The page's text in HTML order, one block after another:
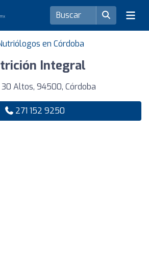
en Córdoba
Integral
30 Altos, 94500, Córdoba
271 152 9250